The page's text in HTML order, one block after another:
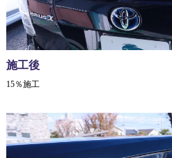
施工後
15％施工